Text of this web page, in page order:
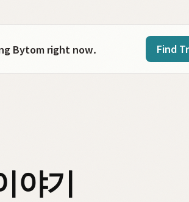
Bytom right now. Find
야기